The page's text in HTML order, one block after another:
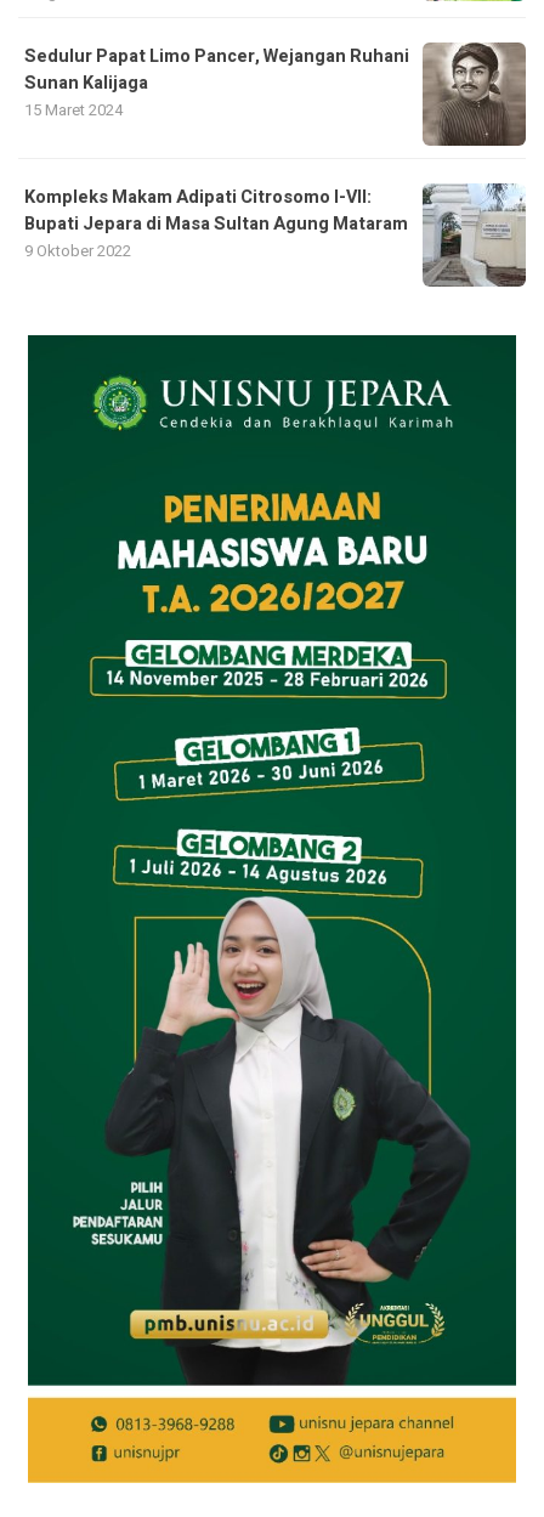
Sedulur Papat Limo Pancer, Wejangan Ruhani
Sunan Kalijaga
15 Maret 2024
Kompleks Makam Adipati Citrosomo I-VII:
Bupati Jepara di Masa Sultan Agung Mataram
9 Oktober 2022